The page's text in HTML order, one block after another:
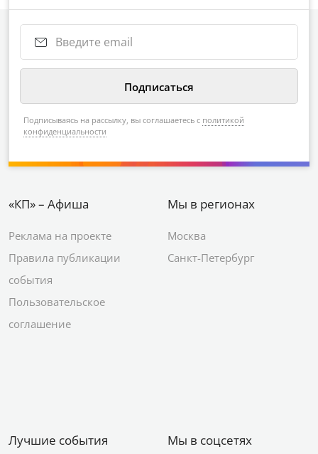
Подписываясь на рассылку, вы соглашаетесь с политикой
конфиденциальности
«КП» – Афиша
Реклама на проекте
Правила публикации
события
Пользовательское
соглашение
Мы в регионах
Москва
Санкт-Петербург
Лучшие события Мы в соцсетях